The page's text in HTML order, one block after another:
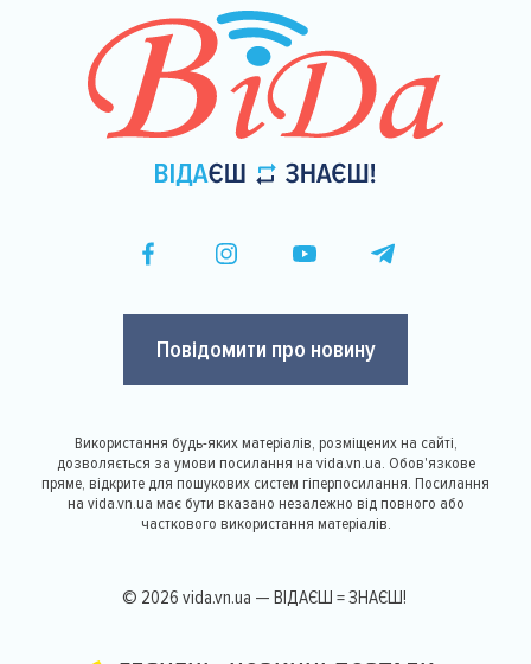
Повідомити про новину
Використання будь-яких матеріалів, розміщених на сайті,
дозволяється за умови посилання на vida.vn.ua. Обов'язкове
пряме, відкрите для пошукових систем гіперпосилання. Посилання
на vida.vn.ua має бути вказано незалежно від повного або
часткового використання матеріалів.
© 2026 vida.vn.ua — ВІДАЄШ = ЗНАЄШ!